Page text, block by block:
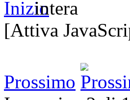
[Attiva
Prossimo